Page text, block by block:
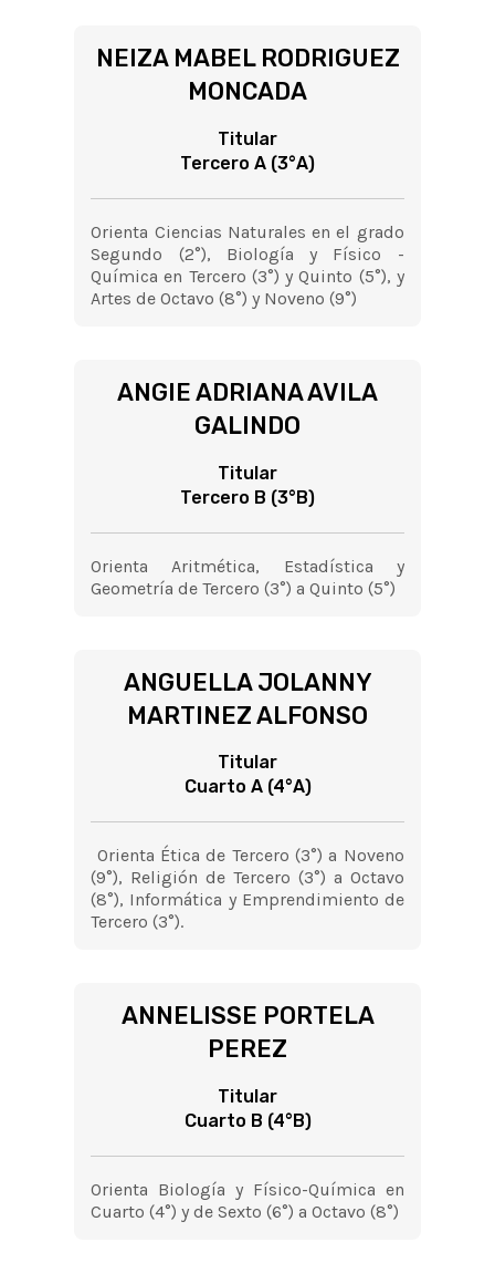
NEIZA MABEL RODRIGUEZ
MONCADA
Titular
Tercero A (3°A)
Orienta Ciencias Naturales en el grado
Segundo (2°), Biología y Físico -
Química en Tercero (3°) y Quinto (5°), y
Artes de Octavo (8°) y Noveno (9°)
ANGIE ADRIANA AVILA
GALINDO
Titular
Tercero B (3°B)
Orienta Aritmética, Estadística y
Geometría de Tercero (3°) a Quinto (5°)
ANGUELLA JOLANNY
MARTINEZ ALFONSO
Titular
Cuarto A (4°A)
Orienta Ética de Tercero (3°) a Noveno
(9°), Religión de Tercero (3°) a Octavo
(8°), Informática y Emprendimiento de
Tercero (3°).
ANNELISSE PORTELA
PEREZ
Titular
Cuarto B (4°B)
Orienta Biología y Físico-Química en
Cuarto (4°) y de Sexto (6°) a Octavo (8°)